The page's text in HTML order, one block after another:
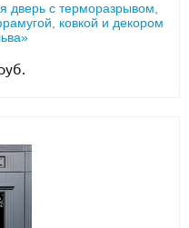
дверь с терморазрывом,
ковкой и декором